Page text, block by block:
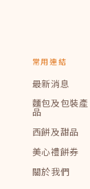
常用連結
最新消息
麵包及包裝產
品
西餅及甜品
美心禮餅券
關於我們